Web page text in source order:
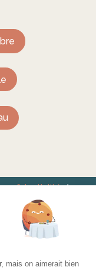
/
vente
Restaurant à
mais on aimerait bien